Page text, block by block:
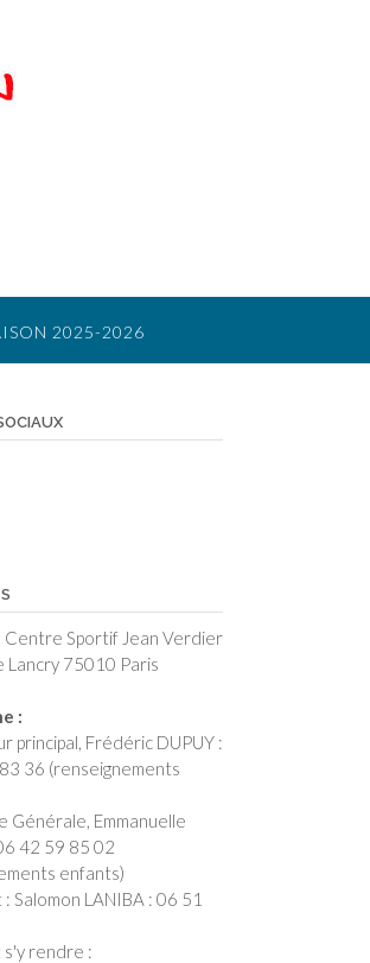
2025-2026
Centre Sportif Jean Verdier
Lancry 75010 Paris
:
principal, Frédéric DUPUY :
36 (renseignements
Générale, Emmanuelle
42 59 85 02
enfants)
Salomon LANIBA : 06 51
s'y rendre :